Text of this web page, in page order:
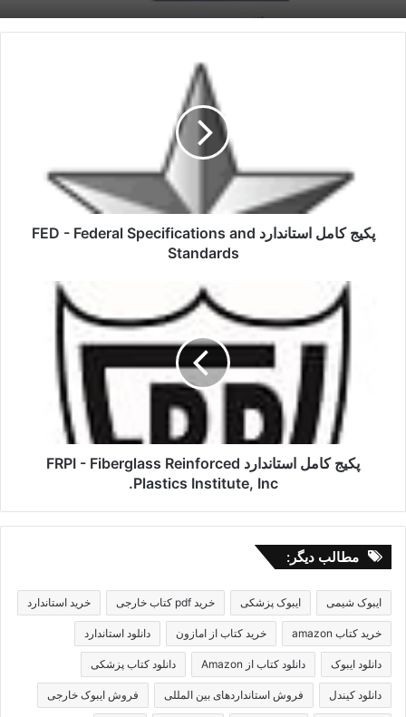
Specifications
پکیج کامل استاندارد FED - Federal Specifications and
Standards
Fiberglass
Reinforced
Institute,
پکیج کامل استاندارد FRPI - Fiberglass Reinforced
Plastics Institute, Inc.
مطالب دیگر:
ایبوک شیمی ایبوک پزشکی خرید pdf کتاب خارجی خرید استاندارد
خرید کتاب amazon خرید کتاب از امازون دانلود استاندارد
دانلود ایبوک دانلود کتاب از Amazon دانلود کتاب پزشکی
دانلود کیندل فروش استانداردهای بین المللی فروش ایبوک خارجی